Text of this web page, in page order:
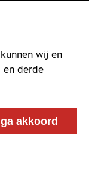
wij en
en derde
akkoord